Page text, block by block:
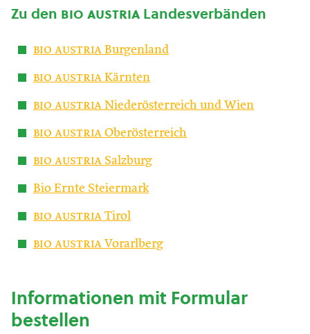
Zu den bio austria Landesverbänden
bio austria Burgenland
bio austria Kärnten
bio austria Niederösterreich und Wien
bio austria Oberösterreich
bio austria Salzburg
Bio Ernte Steiermark
bio austria Tirol
bio austria Vorarlberg
Informationen mit Formular
bestellen